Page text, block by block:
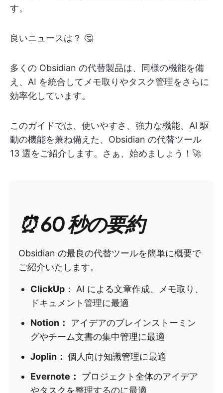
す。
良いニュースは？ 🤔
多くの Obsidian の代替製品は、同様の機能を備
え、AI を統合してメモ取りやタスク管理をさらに
効率化しています。
このガイドでは、使いやすさ、強力な機能、AI 駆
動の機能を兼ね備えた、Obsidian の代替ツール
13 選をご紹介します。さぁ、始めましょう！🚀
⏰ 60 秒の要約
Obsidian の最良の代替ツールを簡単に概要で
ご紹介いたします。
ClickUp ： AI による文章作成、メモ取り、
ドキュメント管理に最適
Notion：
アイデアのブレインストーミン
グやチーム文書の集中管理に最適
Joplin： 個人向け知識管理に最適
Evernote：
プロジェクト全体のアイデア
やタスクを整理するのに最適